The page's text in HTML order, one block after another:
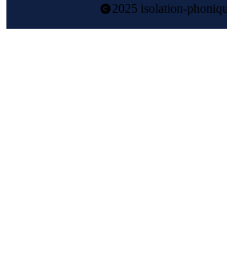
2025 isolation-